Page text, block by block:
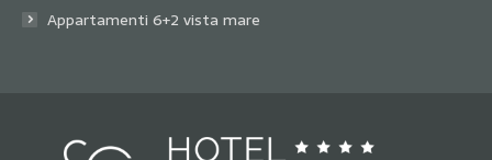
Appartamenti 6+2 vista mare